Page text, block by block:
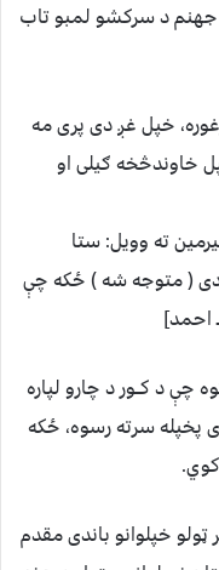
جهنم د سرکشو لمبو تاب
خپل غږ دی پری مه
خاوندڅخه ګیلی او
ته وویل: ستا
دی ( متوجه شه ) ځکه چې
احمد]
چې د کــور د چارو لپاره
پخپله سرته رسوه، ځکه
خپلوانو باندی مقدم